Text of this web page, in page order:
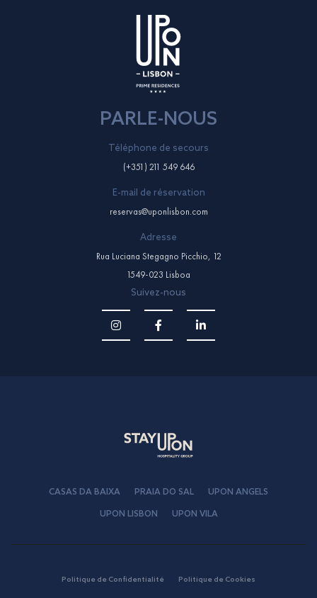
PARLE-NOUS
Téléphone de secours
(+351) 211 549 646
E-mail de réservation
reservas@uponlisbon.com
Adresse
Rua Luciana Stegagno Picchio, 12
1549-023 Lisboa
Suivez-nous
CASAS DA BAIXA PRAIA DO SAL UPON ANGELS
UPON LISBON UPON VILA
Politique de Confidentialité Politique de Cookies